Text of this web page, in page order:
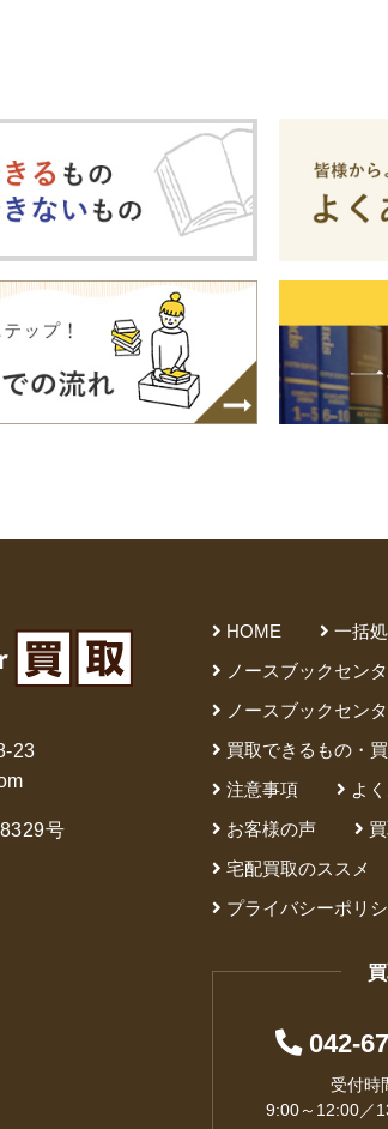
23
号
HOME
一括
ノースブックセン
ノースブックセン
買取できるもの・
注意事項
よ
お客様の声
宅配買取のススメ
プライバシーポリ
042-
受付時
9:00～12:00／